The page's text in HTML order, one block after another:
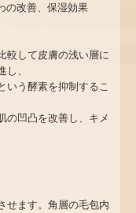
の改善、保湿効果
較して皮膚の浅い層に
、
いう酵素を抑制するこ
の凹凸を改善し、キメ
せます。角層の毛包内